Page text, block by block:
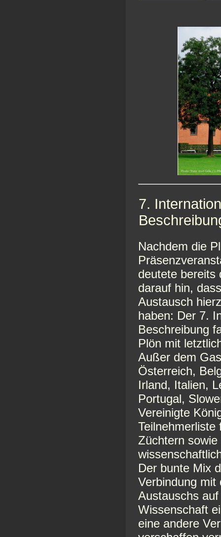
7.
Nachdem die
deutete bereits
darauf hin,
Austausch
haben: Der 7.
Beschreibung
Plön mit
Außer dem
Österreich,
Irland, Italien,
Portugal,
Vereinigte
Züchtern
Der bunte Mix
Verbindung mit
Austauschs
Wissenschaft
eine andere